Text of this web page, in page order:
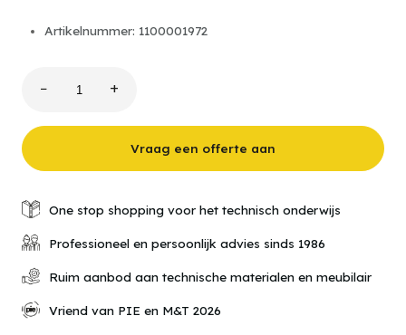
Artikelnummer: 1100001972
−
360-
draaimachine
+
Vraag een offerte aan
One stop shopping voor het technisch onderwijs
Professioneel en persoonlijk advies sinds 1986
Ruim aanbod aan technische materialen en meubilair
Vriend van PIE en M&T 2026